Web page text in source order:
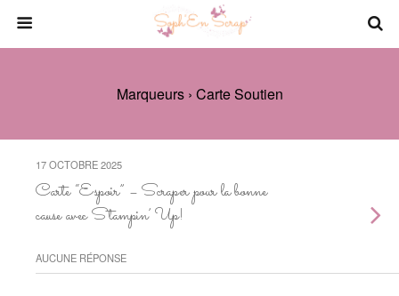
Marqueurs › Carte Soutien
17 OCTOBRE 2025
Carte “Espoir” – Scraper pour la bonne
cause avec Stampin’ Up!
AUCUNE RÉPONSE